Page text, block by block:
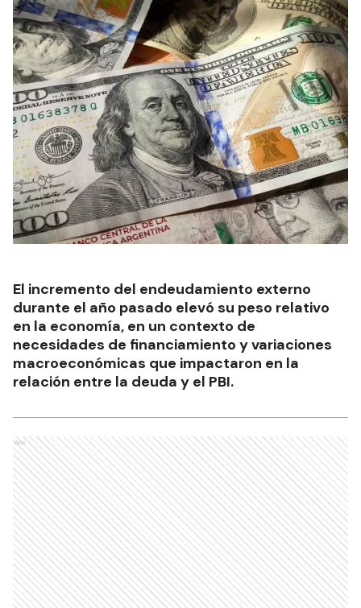
El incremento del endeudamiento externo
durante el año pasado elevó su peso relativo
en la economía, en un contexto de
necesidades de financiamiento y variaciones
macroeconómicas que impactaron en la
relación entre la deuda y el PBI.
Ads